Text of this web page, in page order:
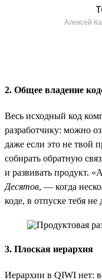
Алексей
2. Общее владение
Весь исходный код
разработчику: можно
даже если это не твой
собирать обратную
и развивать продукт.
Десятов, — когда
коде, в отпуске тебя
3. Плоская иерархия
Иерархии в QIWI нет: